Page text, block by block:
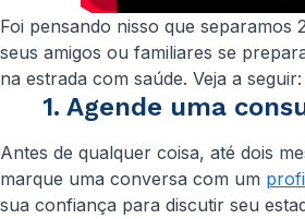
Foi pensando nisso que separamos
seus amigos ou familiares se
na estrada com saúde. Veja a seguir:
1. Agende uma
Antes de qualquer coisa, até dois
marque uma conversa com um
sua confiança para discutir seu